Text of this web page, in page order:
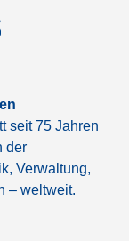
seit 75 Jahren
der
Verwaltung,
– weltweit.